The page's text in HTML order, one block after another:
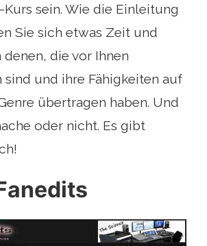
sein. Wie die Einleitung
Sie sich etwas Zeit und
denen, die vor Ihnen
sind und ihre Fähigkeiten auf
übertragen haben. Und
oder nicht. Es gibt